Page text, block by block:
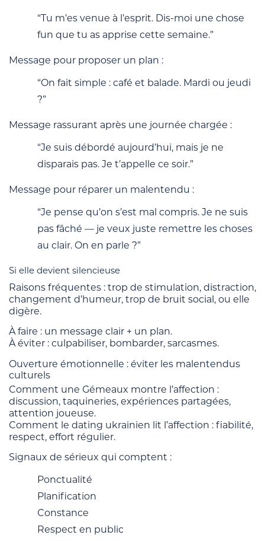
“Tu m’es venue à l’esprit. Dis-moi une chose
fun que tu as apprise cette semaine.”
Message pour proposer un plan :
“On fait simple : café et balade. Mardi ou jeudi
?”
Message rassurant après une journée chargée :
“Je suis débordé aujourd’hui, mais je ne
disparais pas. Je t’appelle ce soir.”
Message pour réparer un malentendu :
“Je pense qu’on s’est mal compris. Je ne suis
pas fâché — je veux juste remettre les choses
au clair. On en parle ?”
Si elle devient silencieuse
Raisons fréquentes : trop de stimulation, distraction,
changement d’humeur, trop de bruit social, ou elle
digère.
À faire : un message clair + un plan.
À éviter : culpabiliser, bombarder, sarcasmes.
Ouverture émotionnelle : éviter les malentendus
culturels
Comment une Gémeaux montre l’affection :
discussion, taquineries, expériences partagées,
attention joueuse.
Comment le dating ukrainien lit l’affection : fiabilité,
respect, effort régulier.
Signaux de sérieux qui comptent :
Ponctualité
Planification
Constance
Respect en public